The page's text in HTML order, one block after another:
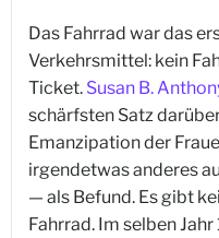
Das Fahrrad war das
Verkehrsmittel: kein
Ticket. Susan B.
schärfsten Satz
Emanzipation der
irgendetwas anderes
— als Befund. Es gibt
Fahrrad. Im selben